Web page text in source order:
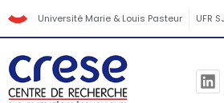
Université Marie & Louis Pasteur UFR